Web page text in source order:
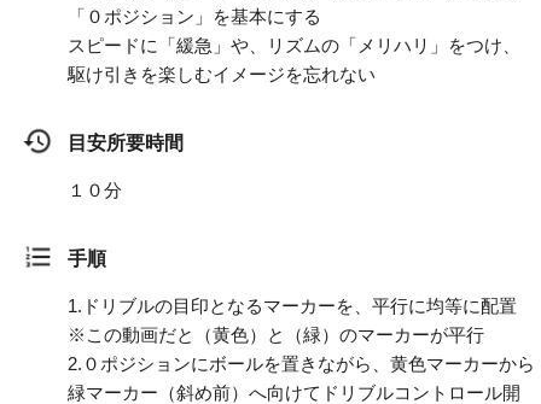
「０ポジション」を基本にする
スピードに「緩急」や、リズムの「メリハリ」をつけ、
駆け引きを楽しむイメージを忘れない
目安所要時間
１０分
手順
1. ドリブルの目印となるマーカーを、平行に均等に配置
※この動画だと（黄色）と（緑）のマーカーが平行
2. ０ポジションにボールを置きながら、黄色マーカーから
緑マーカー（斜め前）へ向けてドリブルコントロール開